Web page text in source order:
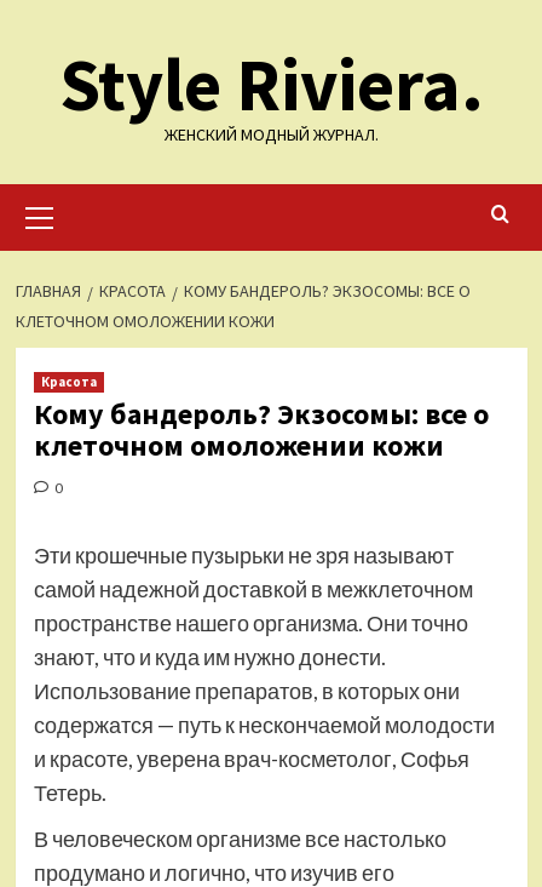
содержимомуStyle Riviera.
ЖЕНСКИЙ МОДНЫЙ ЖУРНАЛ.
меню
ГЛАВНАЯ КРАСОТА
КОМУ БАНДЕРОЛЬ? ЭКЗОСОМЫ: ВСЕ О
КЛЕТОЧНОМ ОМОЛОЖЕНИИ КОЖИ
Красота
Кому бандероль? Экзосомы: все о
клеточном омоложении кожи
0
Эти крошечные пузырьки не зря называют
самой надежной доставкой в межклеточном
пространстве нашего организма. Они точно
знают, что и куда им нужно донести.
Использование препаратов, в которых они
содержатся — путь к нескончаемой молодости
и красоте, уверена врач-косметолог, Софья
Тетерь.
В человеческом организме все настолько
продумано и логично, что изучив его